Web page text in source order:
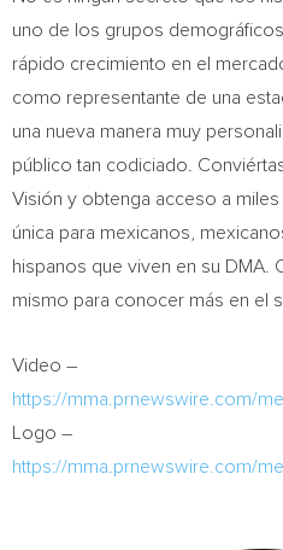
uno de los grupos
rápido crecimiento en el
como representante de una
una nueva manera muy
público tan codiciado.
Visión y obtenga acceso a
única para mexicanos,
hispanos que viven en su DMA.
mismo para conocer más en el
Video –
https://mma.prnewswire.com/
Logo –
https://mma.prnewswire.com/